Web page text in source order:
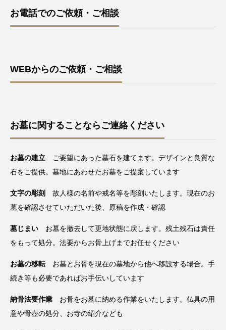
お電話でのご依頼・ご相談
WEBからのご依頼・ご相談
お墓に関することならご連絡ください
お墓の建立 ご要望にあった墓石を建てます。デザインと良質な
石をご提供。墓地にあわせたお墓をご提案しています
文字の彫刻
故人様の名前や戒名等を彫刻いたします。現在のお
墓を確認させていただいた後、原稿を作成・確認
墓じまい お墓を撤去して更地状態に戻します。残土残石は責任
をもって処分。法要からお骨上げまでお任せください
お墓の移転お墓とお骨を現在の墓地から他へ移設する場合。手
続き等も必要であればお手伝いしています
納骨法要作業 お骨をお墓に納める作業をいたします。仏具の用
意や骨壺の処分、お寺の紹介なども